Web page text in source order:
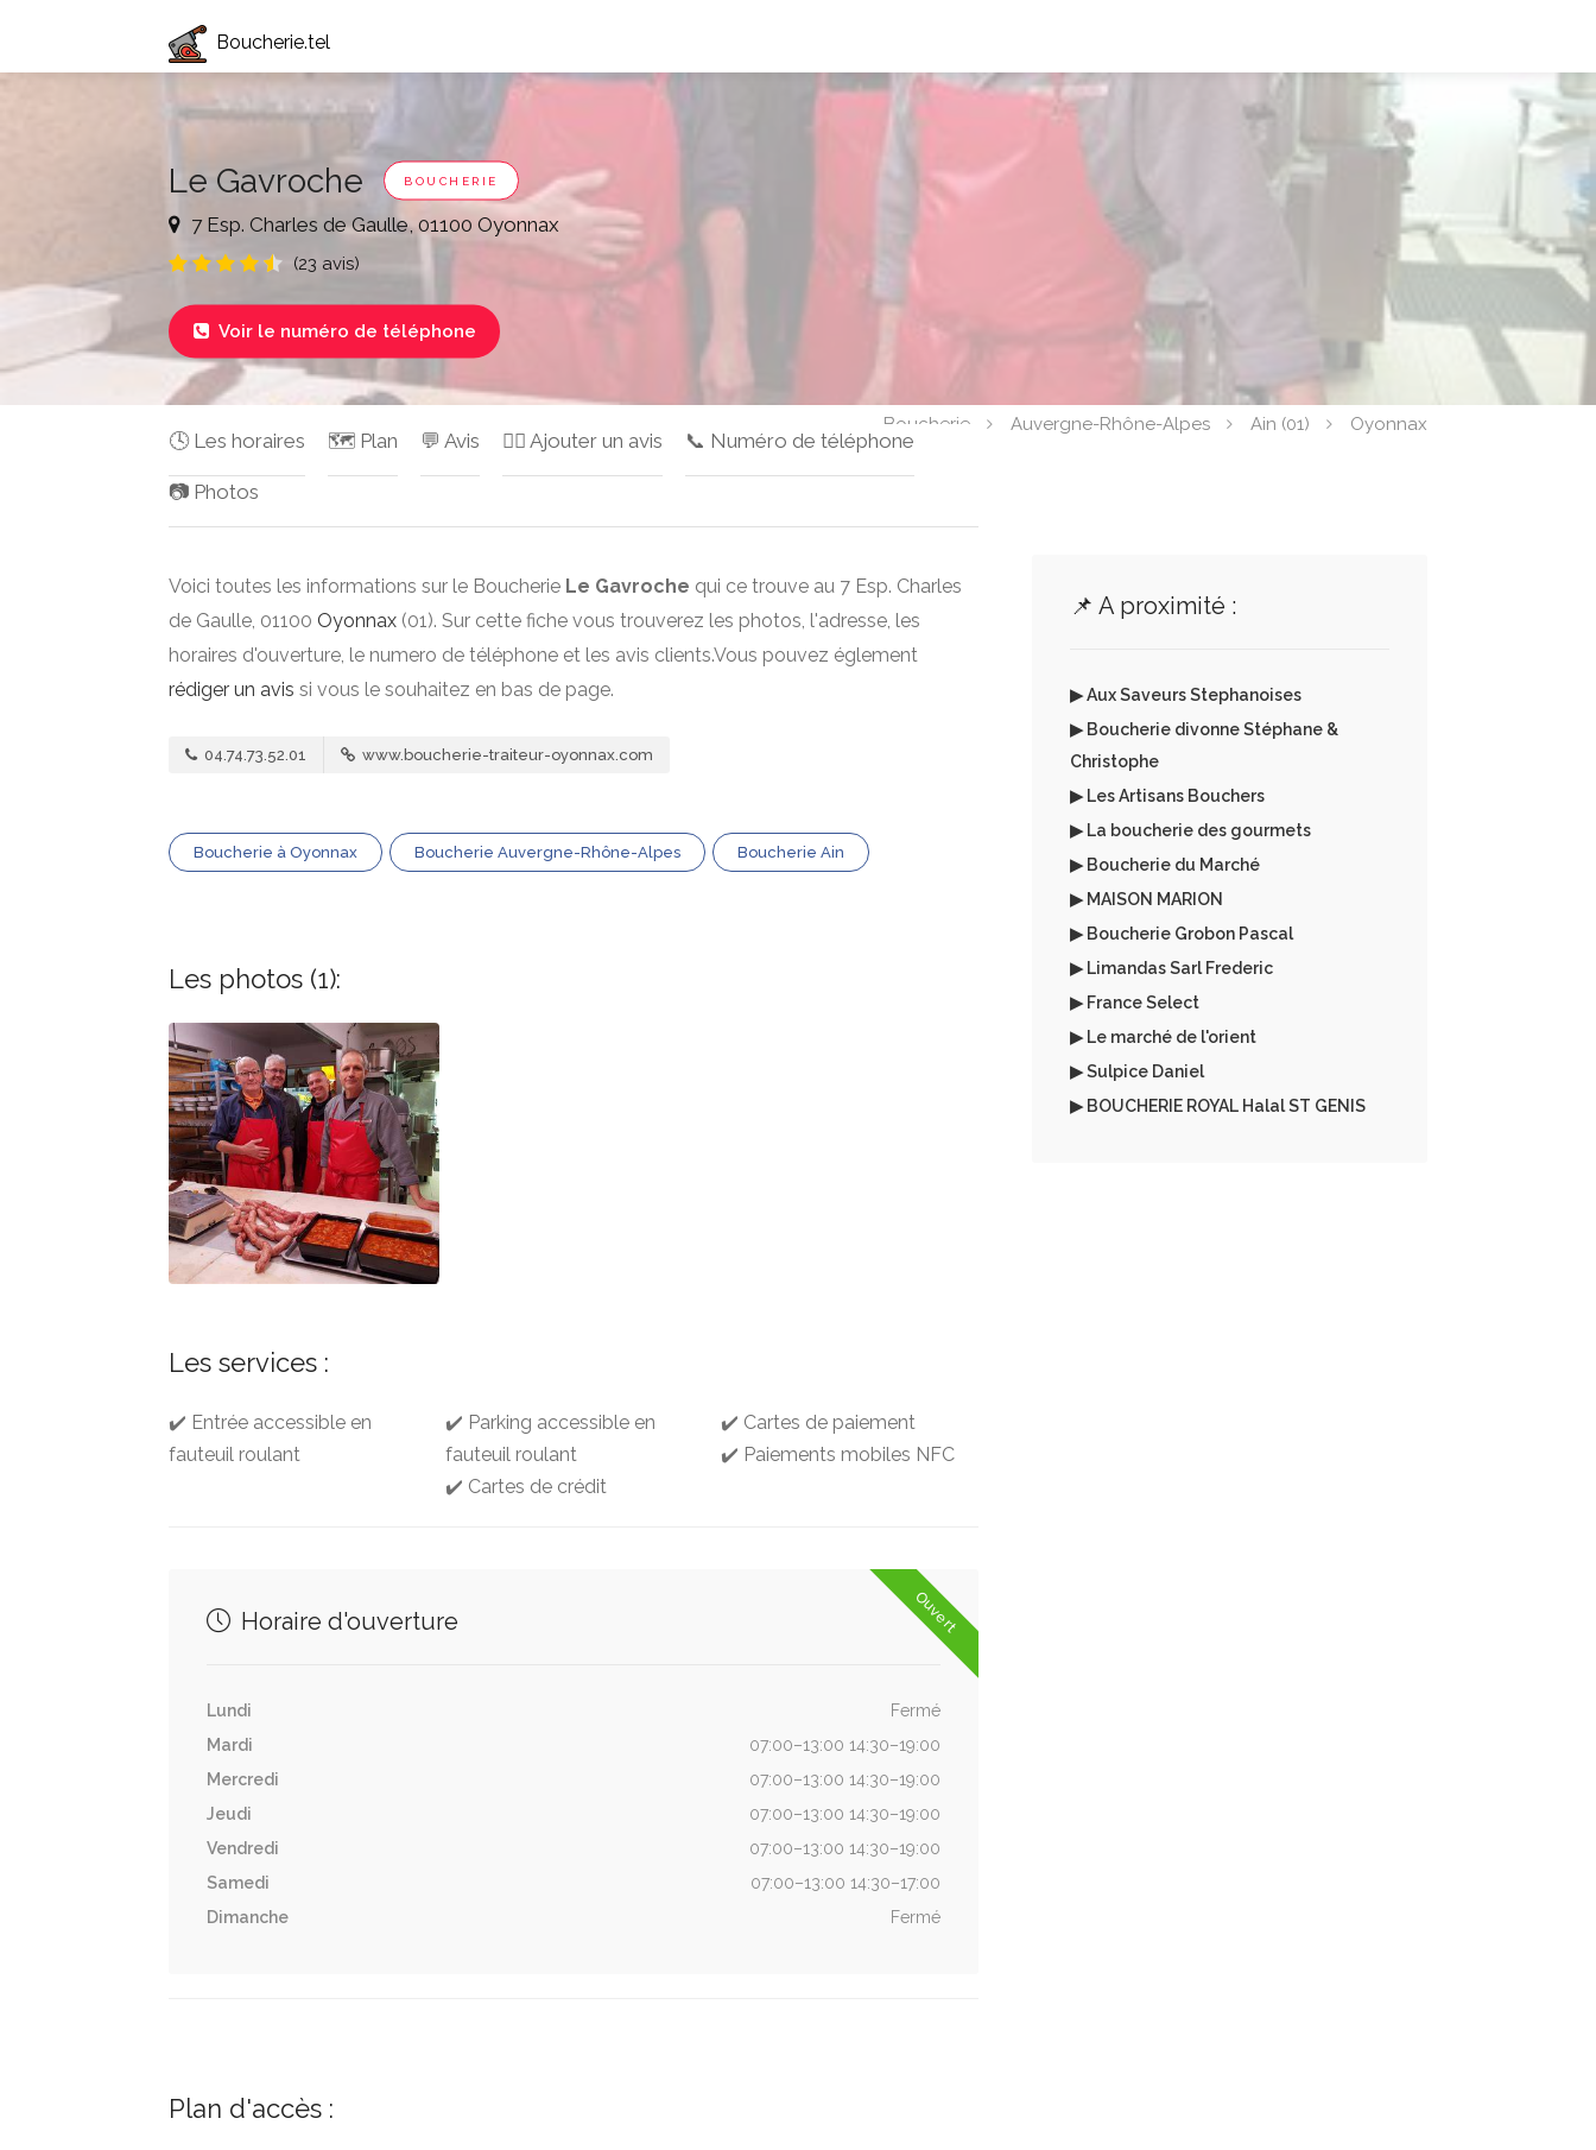
Boucherie.tel
Le Gavroche BOUCHERIE
7 Esp. Charles de Gaulle, 01100 Oyonnax
(23 avis)
 Voir le numéro de téléphone
Boucherie Auvergne-Rhône-Alpes Ain (01) Oyonnax
🕓 Les horaires 🗺️ Plan 💬 Avis ✍🏻 Ajouter un avis 📞 Numéro de téléphone
📷 Photos
Voici toutes les informations sur le Boucherie Le Gavroche qui ce trouve au 7 Esp. Charles
de Gaulle, 01100 Oyonnax (01). Sur cette fiche vous trouverez les photos, l'adresse, les
horaires d'ouverture, le numero de téléphone et les avis clients.Vous pouvez églement
rédiger un avis si vous le souhaitez en bas de page.
04.74.73.52.01 www.boucherie-traiteur-oyonnax.com
Boucherie à Oyonnax Boucherie Auvergne-Rhône-Alpes Boucherie Ain
Les photos (1):
Les services :
✔️ Entrée accessible en
fauteuil roulant
✔️ Parking accessible en
fauteuil roulant
✔️ Cartes de crédit
✔️ Cartes de paiement
✔️ Paiements mobiles NFC
Ouvert
Horaire d'ouverture
Lundi
Fermé
Mardi
07:00–13:00 14:30–19:00
Mercredi
07:00–13:00 14:30–19:00
Jeudi
07:00–13:00 14:30–19:00
Vendredi
07:00–13:00 14:30–19:00
Samedi
07:00–13:00 14:30–17:00
Dimanche
Fermé
Plan d'accès :
📌 A proximité :
▶ Aux Saveurs Stephanoises
▶ Boucherie divonne Stéphane &
Christophe
▶ Les Artisans Bouchers
▶ La boucherie des gourmets
▶ Boucherie du Marché
▶ MAISON MARION
▶ Boucherie Grobon Pascal
▶ Limandas Sarl Frederic
▶ France Select
▶ Le marché de l'orient
▶ Sulpice Daniel
▶ BOUCHERIE ROYAL Halal ST GENIS